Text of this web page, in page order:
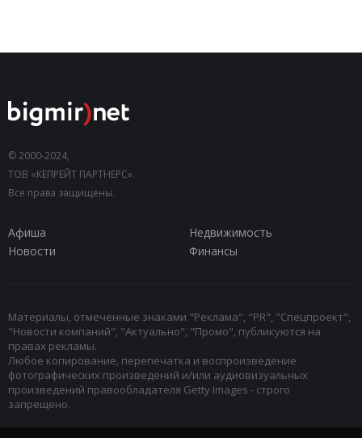
© 2000-2024,
ТОВ «КЕПРЕЙТ ПАРТНЕРС».
Все права защищены.
Афиша
Недвижимость
Новости
Финансы
Материалы, отмеченные знаками "Реклама", "PR", "Спецпроект",
"Новости компаний", "Актуально", "Промо", публикуются на
правах рекламы.
Любое копирование, перепечатка и воспроизведение
фотографических произведений и/или аудиовизуальных
произведений правообладателя Getty Images - строго
запрещено.